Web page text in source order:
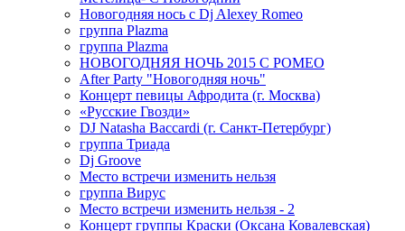
Новогодняя нось с Dj Alexey Romeo
группа Plazma
группа Plazma
НОВОГОДНЯЯ НОЧЬ 2015 C РОМЕО
After Party "Новогодняя ночь"
Концерт певицы Афродита (г. Москва)
«Русские Гвозди»
DJ Natasha Baccardi (г. Санкт-Петербург)
группа Триада
Dj Groove
Место встречи изменить нельзя
группа Вирус
Место встречи изменить нельзя - 2
Концерт группы Краски (Оксана Ковалевская)